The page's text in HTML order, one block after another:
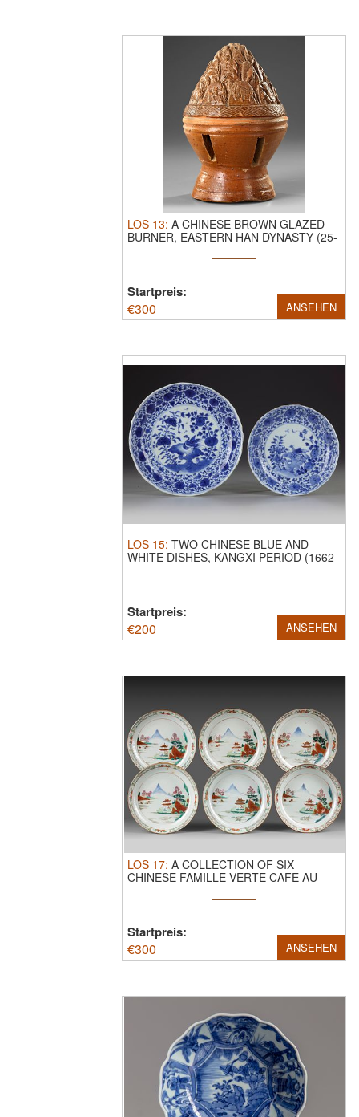
LOS 13: A CHINESE BROWN GLAZED
BURNER, EASTERN HAN DYNASTY (25-
Startpreis:
€300 ANSEHEN
LOS 15: TWO CHINESE BLUE AND
WHITE DISHES, KANGXI PERIOD (1662-
Startpreis:
€200 ANSEHEN
LOS 17: A COLLECTION OF SIX
CHINESE FAMILLE VERTE CAFE AU
Startpreis:
€300 ANSEHEN